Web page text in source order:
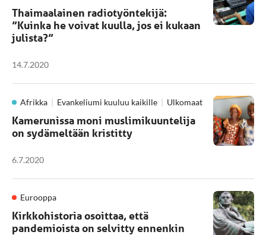
Thaimaalainen radiotyöntekijä:
”Kuinka he voivat kuulla, jos ei kukaan
julista?”
14.7.2020
Afrikka Evankeliumi kuuluu kaikille Ulkomaat
Kamerunissa moni muslimikuuntelija
on sydämeltään kristitty
6.7.2020
Eurooppa
Kirkkohistoria osoittaa, että
pandemioista on selvitty ennenkin